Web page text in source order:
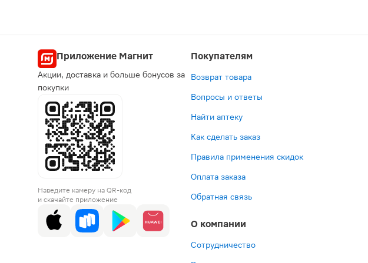
Приложение Магнит
Акции, доставка и больше бонусов за
покупки
Наведите камеру на QR-код
и скачайте приложение
Покупателям
Возврат товара
Вопросы и ответы
Найти аптеку
Как сделать заказ
Правила применения скидок
Оплата заказа
Обратная связь
О компании
Сотрудничество